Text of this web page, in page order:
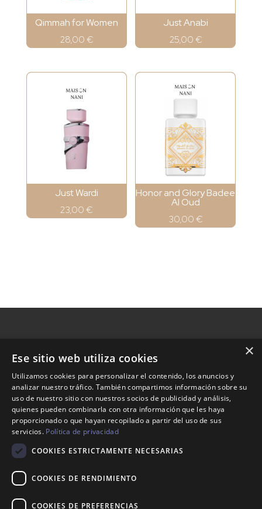
Qimmah for Women
28,00 €
Just Anabi
25,00 €
Just Wardi
23,00€
Honor and Glory Badee
Al Oud
30,00 €
Nosotros
Tienda
Contacto
Política de devoluciones
×
Ese sitio web utiliza cookies
Utilizamos cookies para personalizar el contenido, los anuncios y
analizar nuestro tráfico. También compartimos información sobre su
uso de nuestro sitio con nuestros socios de publicidad y análisis,
quienes pueden combinarla con otra información que les haya
proporcionado o que hayan recopilado a partir del uso de sus
servicios. Política de privacidad
COOKIES ESTRICTAMENTE NECESARIAS
COOKIES DE RENDIMIENTO
COOKIES DE PREFERENCIAS